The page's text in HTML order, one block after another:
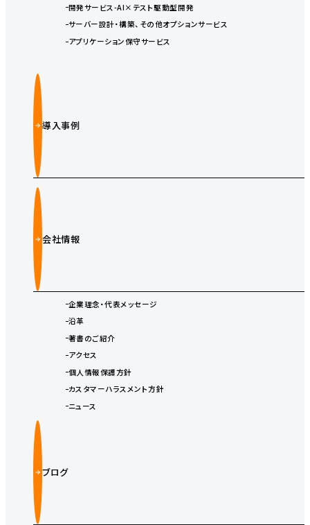
開発サービス-AI×テスト駆動型開発
サーバー設計・構築、その他オプションサービス
アプリケーション保守サービス
導入事例
会社情報
企業理念・代表メッセージ
沿革
著書のご紹介
アクセス
個人情報保護方針
カスタマーハラスメント方針
ニュース
ブログ